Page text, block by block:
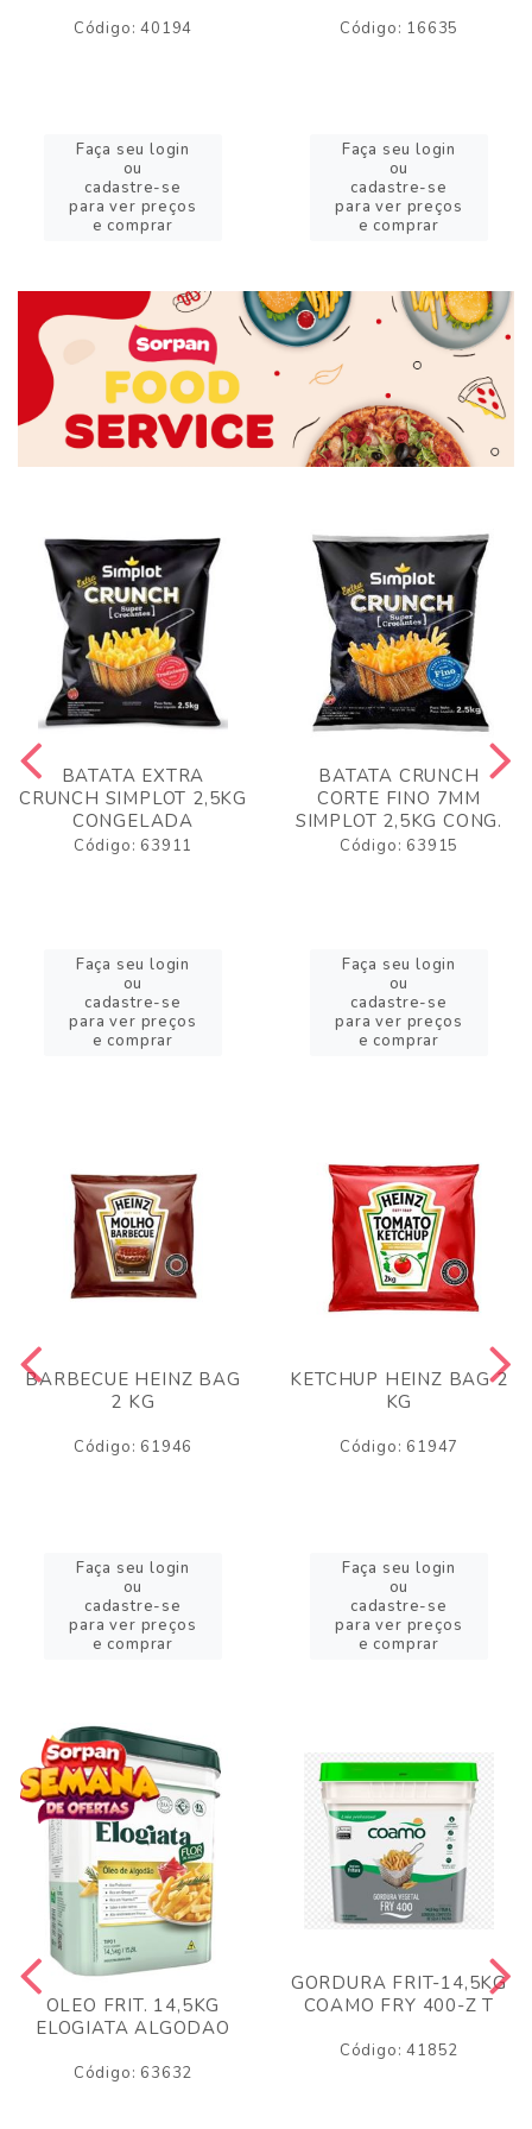
Código: 40194
Faça seu login
ou
cadastre-se
para ver preços
e comprar
Código: 16635
Faça seu login
ou
cadastre-se
para ver preços
e comprar
BATATA EXTRA
CRUNCH SIMPLOT 2,5KG
CONGELADA
Código: 63911
Faça seu login
ou
cadastre-se
para ver preços
e comprar
BATATA CRUNCH
CORTE FINO 7MM
SIMPLOT 2,5KG CONG.
Código: 63915
Faça seu login
ou
cadastre-se
para ver preços
e comprar
BARBECUE HEINZ BAG
2 KG
Código: 61946
Faça seu login
ou
cadastre-se
para ver preços
e comprar
KETCHUP HEINZ BAG 2
KG
Código: 61947
Faça seu login
ou
cadastre-se
para ver preços
e comprar
OLEO FRIT. 14,5KG
ELOGIATA ALGODAO
Código: 63632
GORDURA FRIT-14,5KG
COAMO FRY 400-Z T
Código: 41852